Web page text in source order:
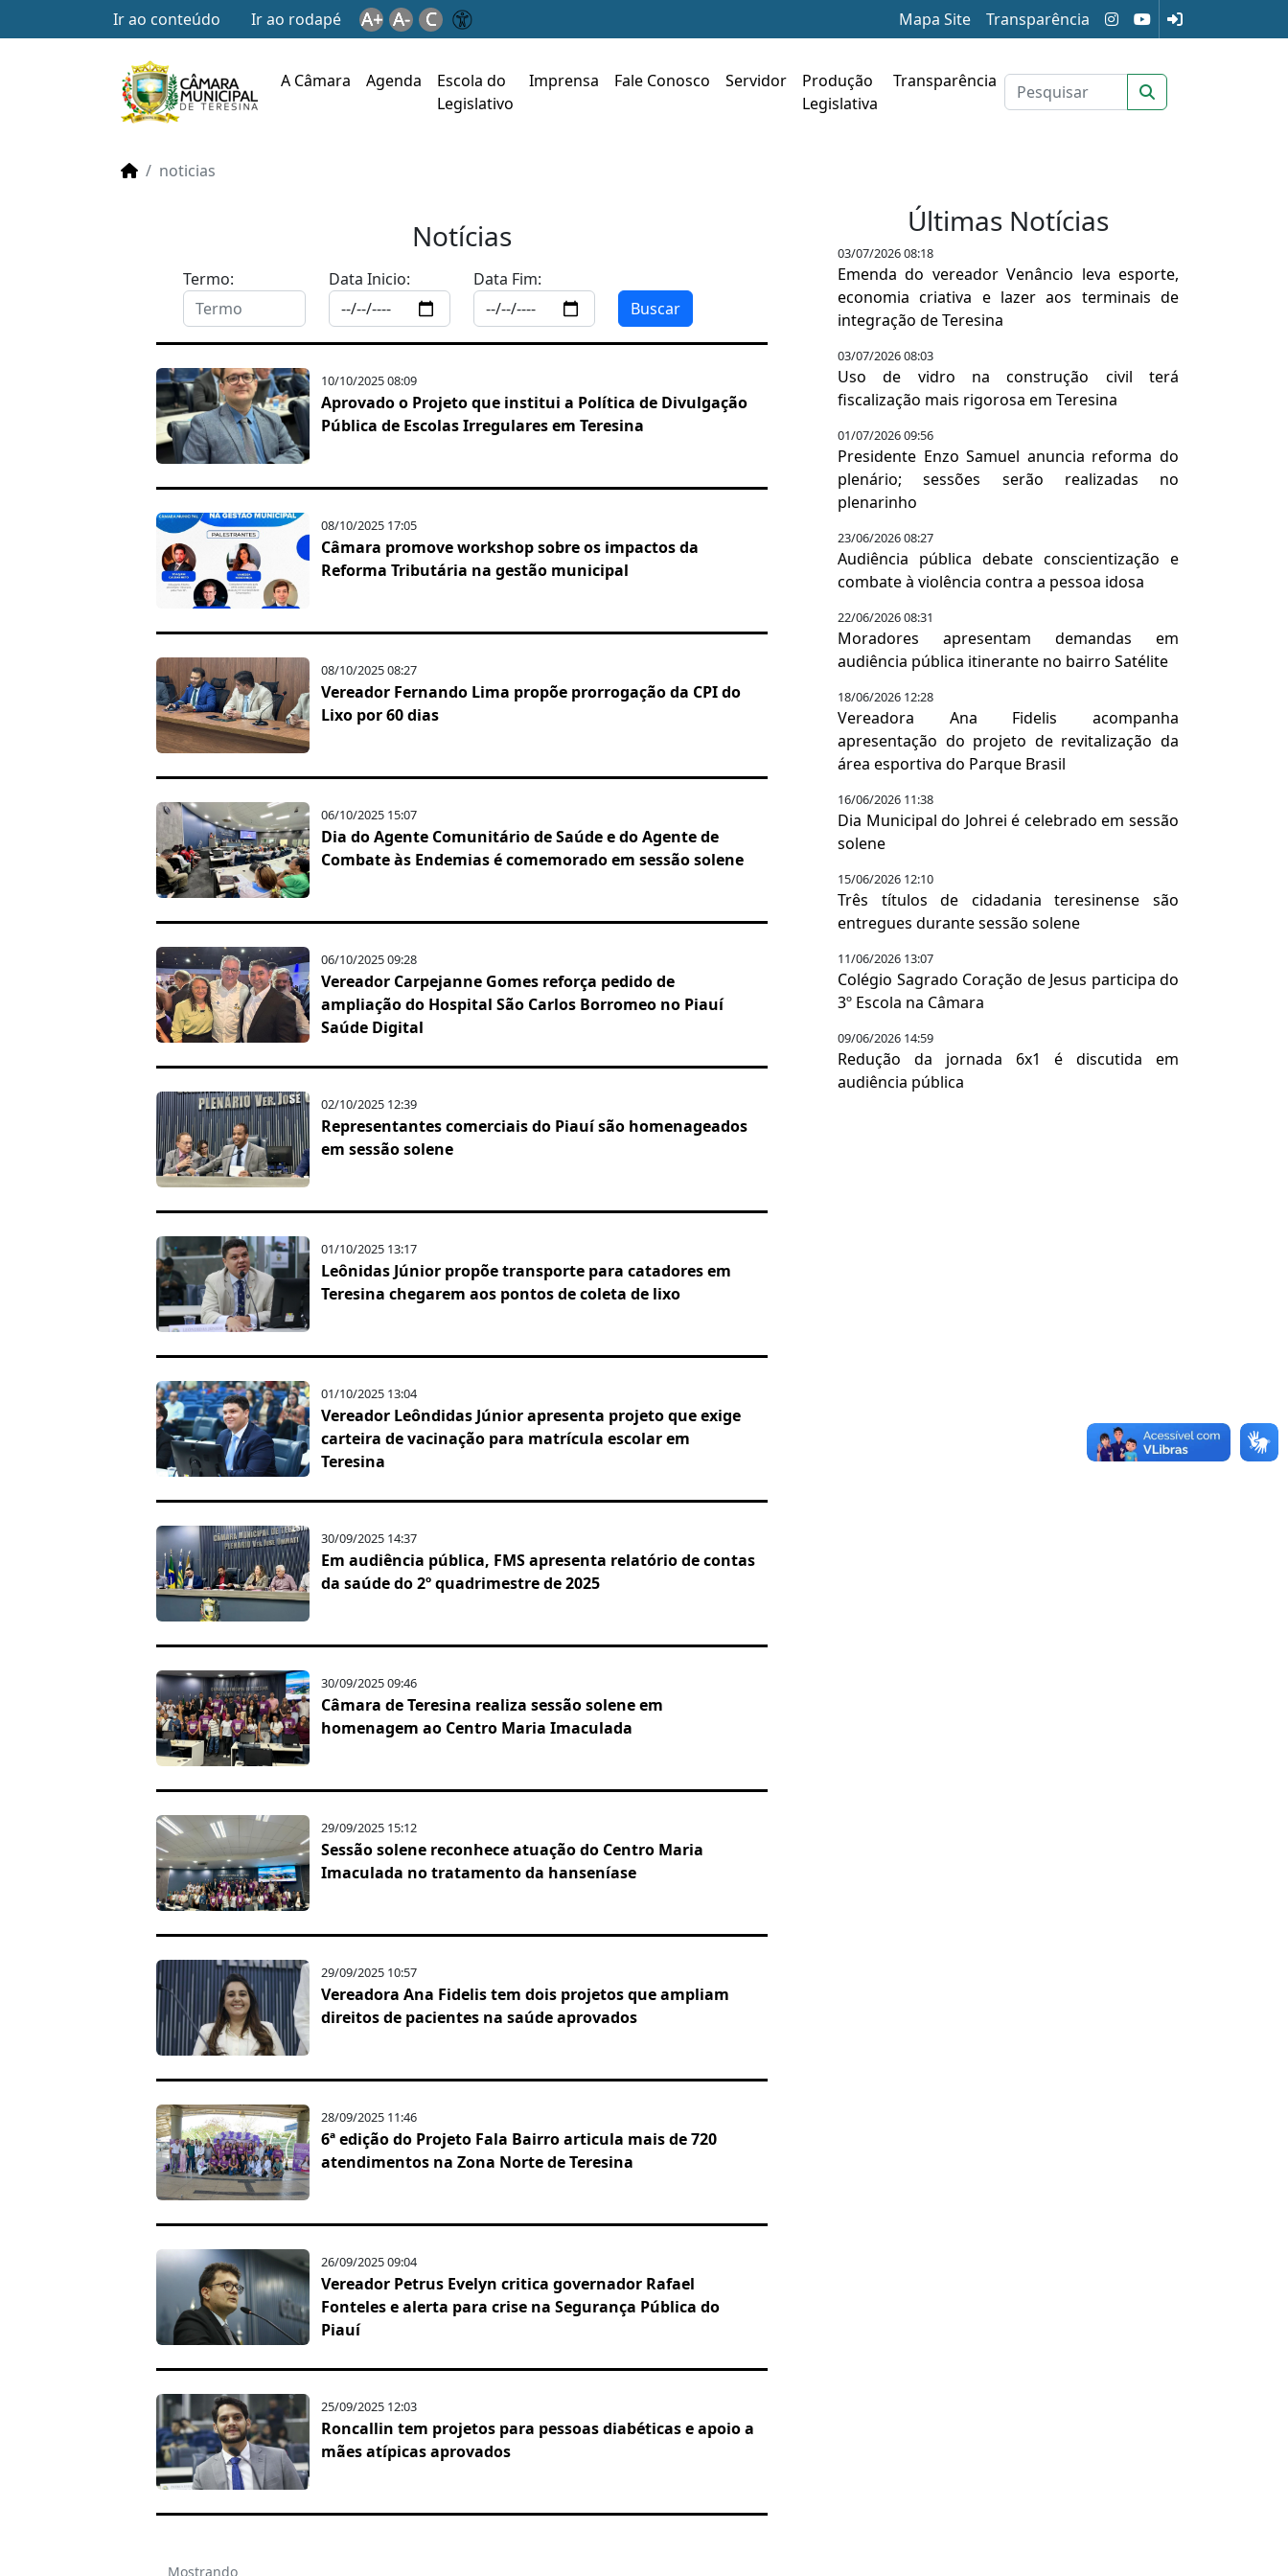
Ir ao conteúdo Ir ao rodapé A+ A- C Mapa Site Transparência
A Câmara Agenda
Escola do
Legislativo
Imprensa Fale Conosco Servidor
Produção
Legislativa
Transparência
noticias
Notícias
Termo: Data Inicio:
Data Fim:
Buscar
10/10/2025 08:09
Aprovado o Projeto que institui a Política de Divulgação
Pública de Escolas Irregulares em Teresina
08/10/2025 17:05
Câmara promove workshop sobre os impactos da
Reforma Tributária na gestão municipal
08/10/2025 08:27
Vereador Fernando Lima propõe prorrogação da CPI do
Lixo por 60 dias
06/10/2025 15:07
Dia do Agente Comunitário de Saúde e do Agente de
Combate às Endemias é comemorado em sessão solene
06/10/2025 09:28
Vereador Carpejanne Gomes reforça pedido de
ampliação do Hospital São Carlos Borromeo no Piauí
Saúde Digital
02/10/2025 12:39
Representantes comerciais do Piauí são homenageados
em sessão solene
01/10/2025 13:17
Leônidas Júnior propõe transporte para catadores em
Teresina chegarem aos pontos de coleta de lixo
01/10/2025 13:04
Vereador Leôndidas Júnior apresenta projeto que exige
carteira de vacinação para matrícula escolar em
Teresina
30/09/2025 14:37
Em audiência pública, FMS apresenta relatório de contas
da saúde do 2º quadrimestre de 2025
30/09/2025 09:46
Câmara de Teresina realiza sessão solene em
homenagem ao Centro Maria Imaculada
29/09/2025 15:12
Sessão solene reconhece atuação do Centro Maria
Imaculada no tratamento da hanseníase
29/09/2025 10:57
Vereadora Ana Fidelis tem dois projetos que ampliam
direitos de pacientes na saúde aprovados
28/09/2025 11:46
6ª edição do Projeto Fala Bairro articula mais de 720
atendimentos na Zona Norte de Teresina
26/09/2025 09:04
Vereador Petrus Evelyn critica governador Rafael
Fonteles e alerta para crise na Segurança Pública do
Piauí
25/09/2025 12:03
Roncallin tem projetos para pessoas diabéticas e apoio a
mães atípicas aprovados
Mostrando
Últimas Notícias
03/07/2026 08:18
Emenda do vereador Venâncio leva esporte,
economia criativa e lazer aos terminais de
integração de Teresina
03/07/2026 08:03
Uso de vidro na construção civil terá
fiscalização mais rigorosa em Teresina
01/07/2026 09:56
Presidente Enzo Samuel anuncia reforma do
plenário; sessões serão realizadas no
plenarinho
23/06/2026 08:27
Audiência pública debate conscientização e
combate à violência contra a pessoa idosa
22/06/2026 08:31
Moradores apresentam demandas em
audiência pública itinerante no bairro Satélite
18/06/2026 12:28
Vereadora Ana Fidelis acompanha
apresentação do projeto de revitalização da
área esportiva do Parque Brasil
16/06/2026 11:38
Dia Municipal do Johrei é celebrado em sessão
solene
15/06/2026 12:10
Três títulos de cidadania teresinense são
entregues durante sessão solene
11/06/2026 13:07
Colégio Sagrado Coração de Jesus participa do
3º Escola na Câmara
09/06/2026 14:59
Redução da jornada 6x1 é discutida em
audiência pública